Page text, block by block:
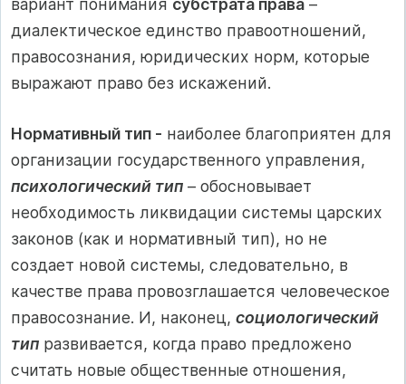
вариант понимания субстрата права –
диалектическое единство правоотношений,
правосознания, юридических норм, которые
выражают право без искажений.
Нормативный тип - наиболее благоприятен для
организации государственного управления,
психологический тип – обосновывает
необходимость ликвидации системы царских
законов (как и нормативный тип), но не
создает новой системы, следовательно, в
качестве права провозглашается человеческое
правосознание. И, наконец, социологический
тип развивается, когда право предложено
считать новые общественные отношения,